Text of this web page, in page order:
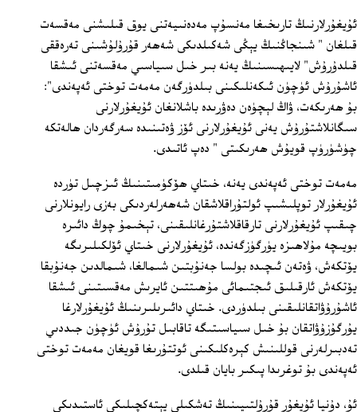
ئۇيغۇرلارنىڭ تارىخىغا مەنسۇپ مەدەنىيەتنى يوق قىلىشنى مەقسەت
قىلغان " شىنجاڭنىڭ يېڭى شەكىلدىكى شەھەر قۇرۇلۇشىنى تەرەققى
قىلدۇرۇش" لايىھىسىنىڭ يەنە بىر خىل سىياسىي مەقسەتنى ئىشقا
ئاشۇرۇش ئۈچۈن ئىكەنلىكىنى بىلدۈرگەن مەمەت توختى ئەپەندى":
بۇ ھەرىكەت، ۋاڭ لېچۈەن دەۋرىدە باشلانغان ئۇيغۇرلارنى
سىگانلاشتۇرۇش يەنى ئۇيغۇرلارنى ئۆز ۋەتىنىدە سەرگەردان ھالەتكە
چۈشۈرۈپ قويۇش ھەرىكىتى " دەپ ئاتىدى.
مەمەت توختى ئەپەندى يەنە، خىتاي ھۆكۈمىتىنىڭ ئىزچىل تۈردە
ئۇيغۇرلار توپلىشىپ ئولتۇراقلاشقان شەھەرلەردىكى بەزى رايونلارنى
چىقىپ ئۇيغۇرلارنى تارقاقلاشتۇرغانلىقىنى، تېخىمۇ چوڭ دائىرە
بويىچە مۇلاھىزە يۈرگۈزگەندە، ئۇيغۇرلارنى خىتاي ئۆلكىلىرىگە
يۆتكەش، ۋەتەن ئىچىدە بولسا جەنۇبتىن شىمالغا، شىمالدىن جەنۇبقا
يۆتكەش ئارقىلىق ئىجتىمائى مۇھىتتىن ئايرىش مەقسىتىنى ئىشقا
ئاشۇرۇۋاتقانلىقىنى بىلدۈردى. خىتاي دائىرىلىرىنىڭ ئۇيغۇرلارغا
يۇرگۇزۇۋاتقان بۇ خىل سىياسىتىگە تاقابىل تۇرۇش ئۈچۈن جىددىي
تەدبىرلەرنى قوللىنىش كېرەكلىكىنى ئوتتۇرىغا قويغان مەمەت توختى
ئەپەندى بۇ توغرىدا پىكىر بايان قىلدى.
ئۇ، دۇنيا ئۇيغۇر قۇرۇلتىيىنىڭ تەشكىلى يېتەكچىلىكى ئاستىدىكى